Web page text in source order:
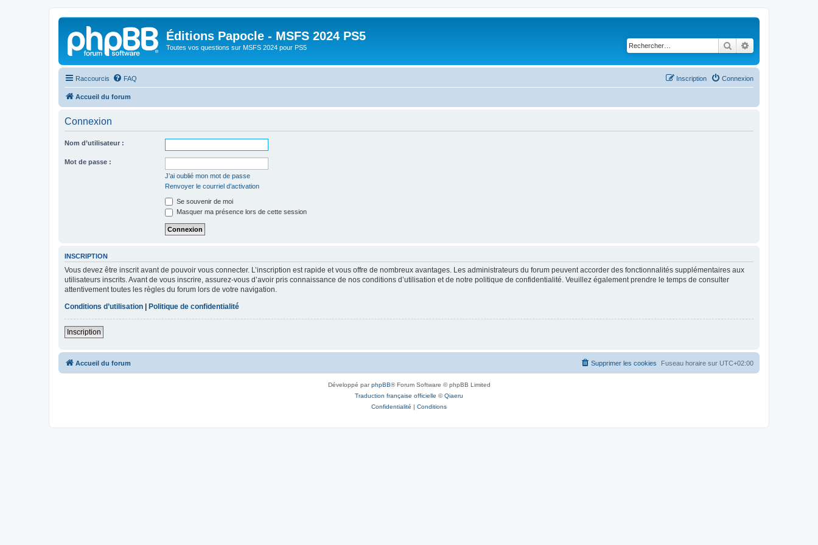
Éditions Papocle - MSFS 2024 PS5
Toutes vos questions sur MSFS 2024 pour PS5 Rechercher
Raccourcis FAQ Connexion
Inscription
Accueil du forum
Connexion
Nom d’utilisateur :
Mot de passe :
J’ai oublié mon mot de passe
Renvoyer le courriel d’activation
Se souvenir de moi
Masquer ma présence lors de cette session
INSCRIPTION
Vous devez être inscrit avant de pouvoir vous connecter. L’inscription est rapide et vous offre de nombreux avantages. Les administrateurs du forum peuvent accorder des fonctionnalités supplémentaires aux
utilisateurs inscrits. Avant de vous inscrire, assurez-vous d’avoir pris connaissance de nos conditions d’utilisation et de notre politique de confidentialité. Veuillez également prendre le temps de consulter
attentivement toutes les règles du forum lors de votre navigation.
Conditions d’utilisation
Politique de confidentialité
Inscription
Accueil du forum Fuseau horaire sur UTC+02:00
Supprimer les cookies
Développé parphpBB® Forum Software © phpBB Limited
Traduction française officielle ©Qiaeru
Confidentialité | Conditions